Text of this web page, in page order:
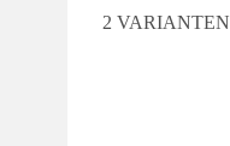
2 VARIANTEN